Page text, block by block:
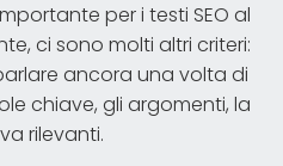
per i testi SEO al
ci sono molti altri criteri:
ancora una volta di
chiave, gli argomenti, la
rilevanti.